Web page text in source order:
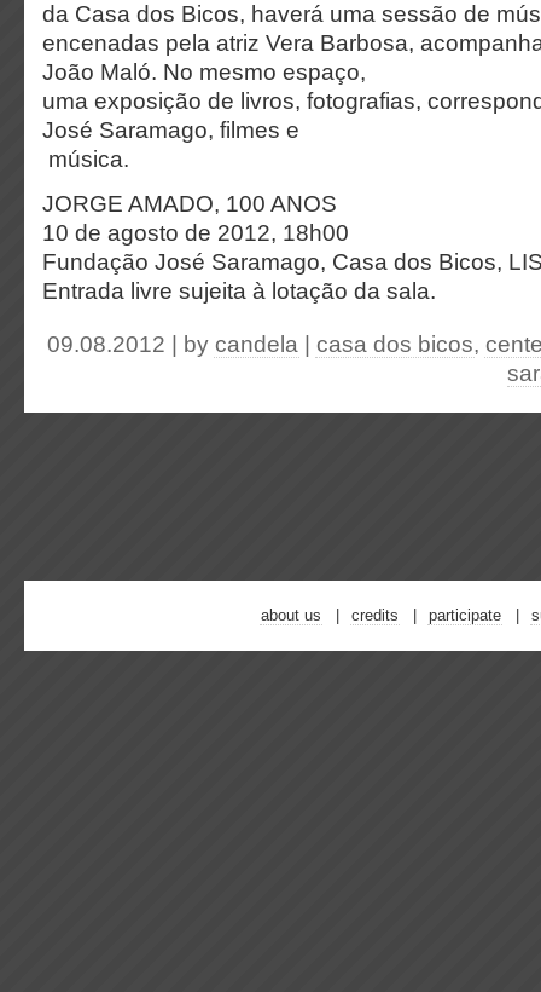
da Casa dos Bicos, haverá uma sessão de
encenadas pela atriz Vera Barbosa,
João Maló. No mesmo espaço,
uma exposição de livros, fotografias,
José Saramago, filmes e
música.
JORGE AMADO, 100 ANOS
10 de agosto de 2012, 18h00
Fundação José Saramago, Casa dos Bicos,
Entrada livre sujeita à lotação da sala.
09.08.2012 | by candela casa dos bicos,
about us credits participate